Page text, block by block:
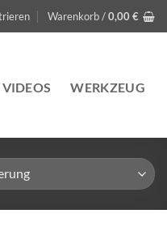
Warenkorb /0,00€
VIDEOS WERKZEUG